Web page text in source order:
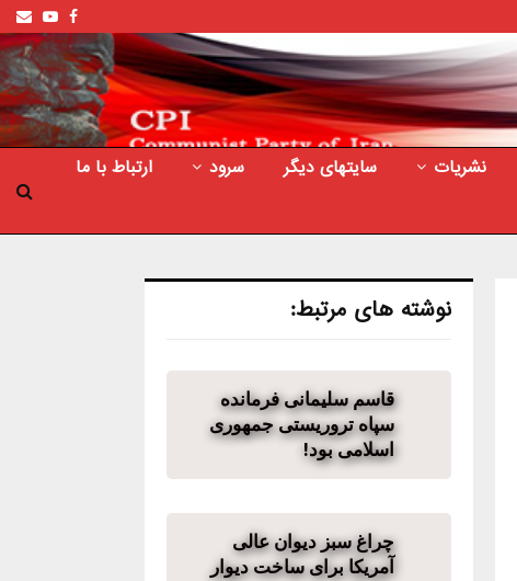
Facebook
نشریات سایتهای دیگر سرود
ارتباط با ما
نوشته های مرتبط:
قاسم سلیمانی فرمانده
سپاه تروریستی جمهوری
اسلامی بود!
چراغ سبز دیوان عالی
آمریکا برای ساخت دیوار